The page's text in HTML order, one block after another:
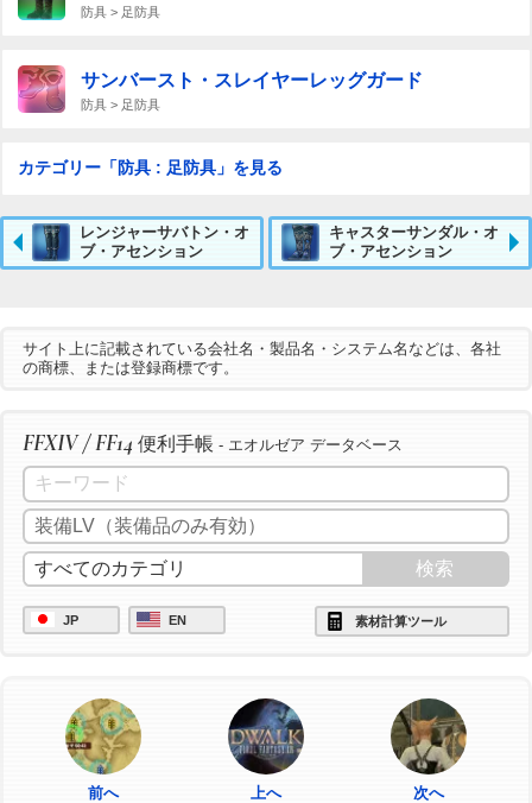
防具 > 足防具
サンバースト・スレイヤーレッグガード
防具 > 足防具
カテゴリー「防具 : 足防具」を見る
レンジャーサバトン・オ
ブ・アセンション
キャスターサンダル・オ
ブ・アセンション
サイト上に記載されている会社名・製品名・システム名などは、各社
の商標、または登録商標です。
FFXIV / FF14 便利手帳 - エオルゼア データベース
JP EN 素材計算ツール
前へ 上へ 次へ